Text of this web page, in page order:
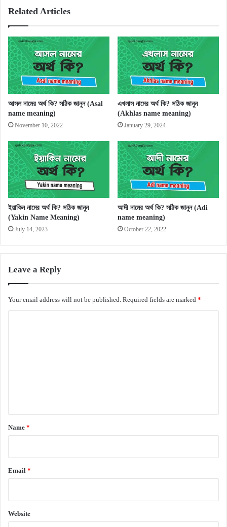
Related Articles
আসল নামের অর্থ কি? সঠিক জানুন (Asal
name meaning)
November 10, 2022
এখলাস নামের অর্থ কি? সঠিক জানুন
(Akhlas name meaning)
January 29, 2024
ইয়াকিন নামের অর্থ কি? সঠিক জানুন
(Yakin Name Meaning)
July 14, 2023
আদী নামের অর্থ কি? সঠিক জানুন (Adi
name meaning)
October 22, 2022
Leave a Reply
Your email address will not be published. Required fields are marked *
*
Name *
Email *
Website